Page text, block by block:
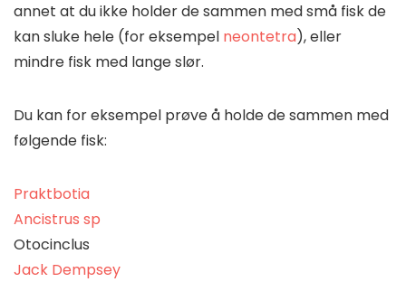
annet at du ikke holder de sammen med små fisk de
kan sluke hele (for eksempel neontetra), eller
mindre fisk med lange slør.
Du kan for eksempel prøve å holde de sammen med
følgende fisk:
Praktbotia
Ancistrus sp
Otocinclus
Jack Dempsey